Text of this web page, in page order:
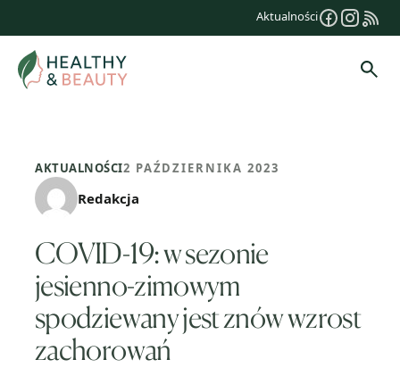
treści
Aktualności
AKTUALNOŚCI2 PAŹDZIERNIKA 2023
Redakcja
COVID-19: w sezonie
jesienno-zimowym
spodziewany jest znów wzrost
zachorowań